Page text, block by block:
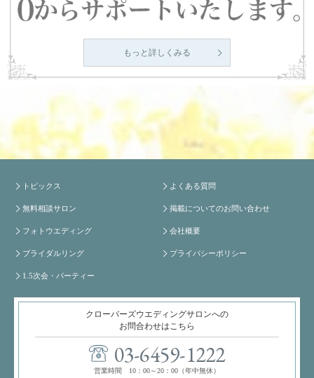
もっと詳しくみる
トピックス
無料相談サロン
フォトウエディング
ブライダルリング
1.5次会・パーティー
よくある質問
掲載についてのお問い合わせ
会社概要
プライバシーポリシー
クローバーズウエディングサロンへの
お問合わせはこちら
03-6459-1222
営業時間 10：00～20：00（年中無休）